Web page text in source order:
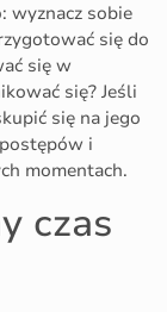
wyznacz sobie
się do
się w
się? Jeśli
się na jego
i
momentach.
czas